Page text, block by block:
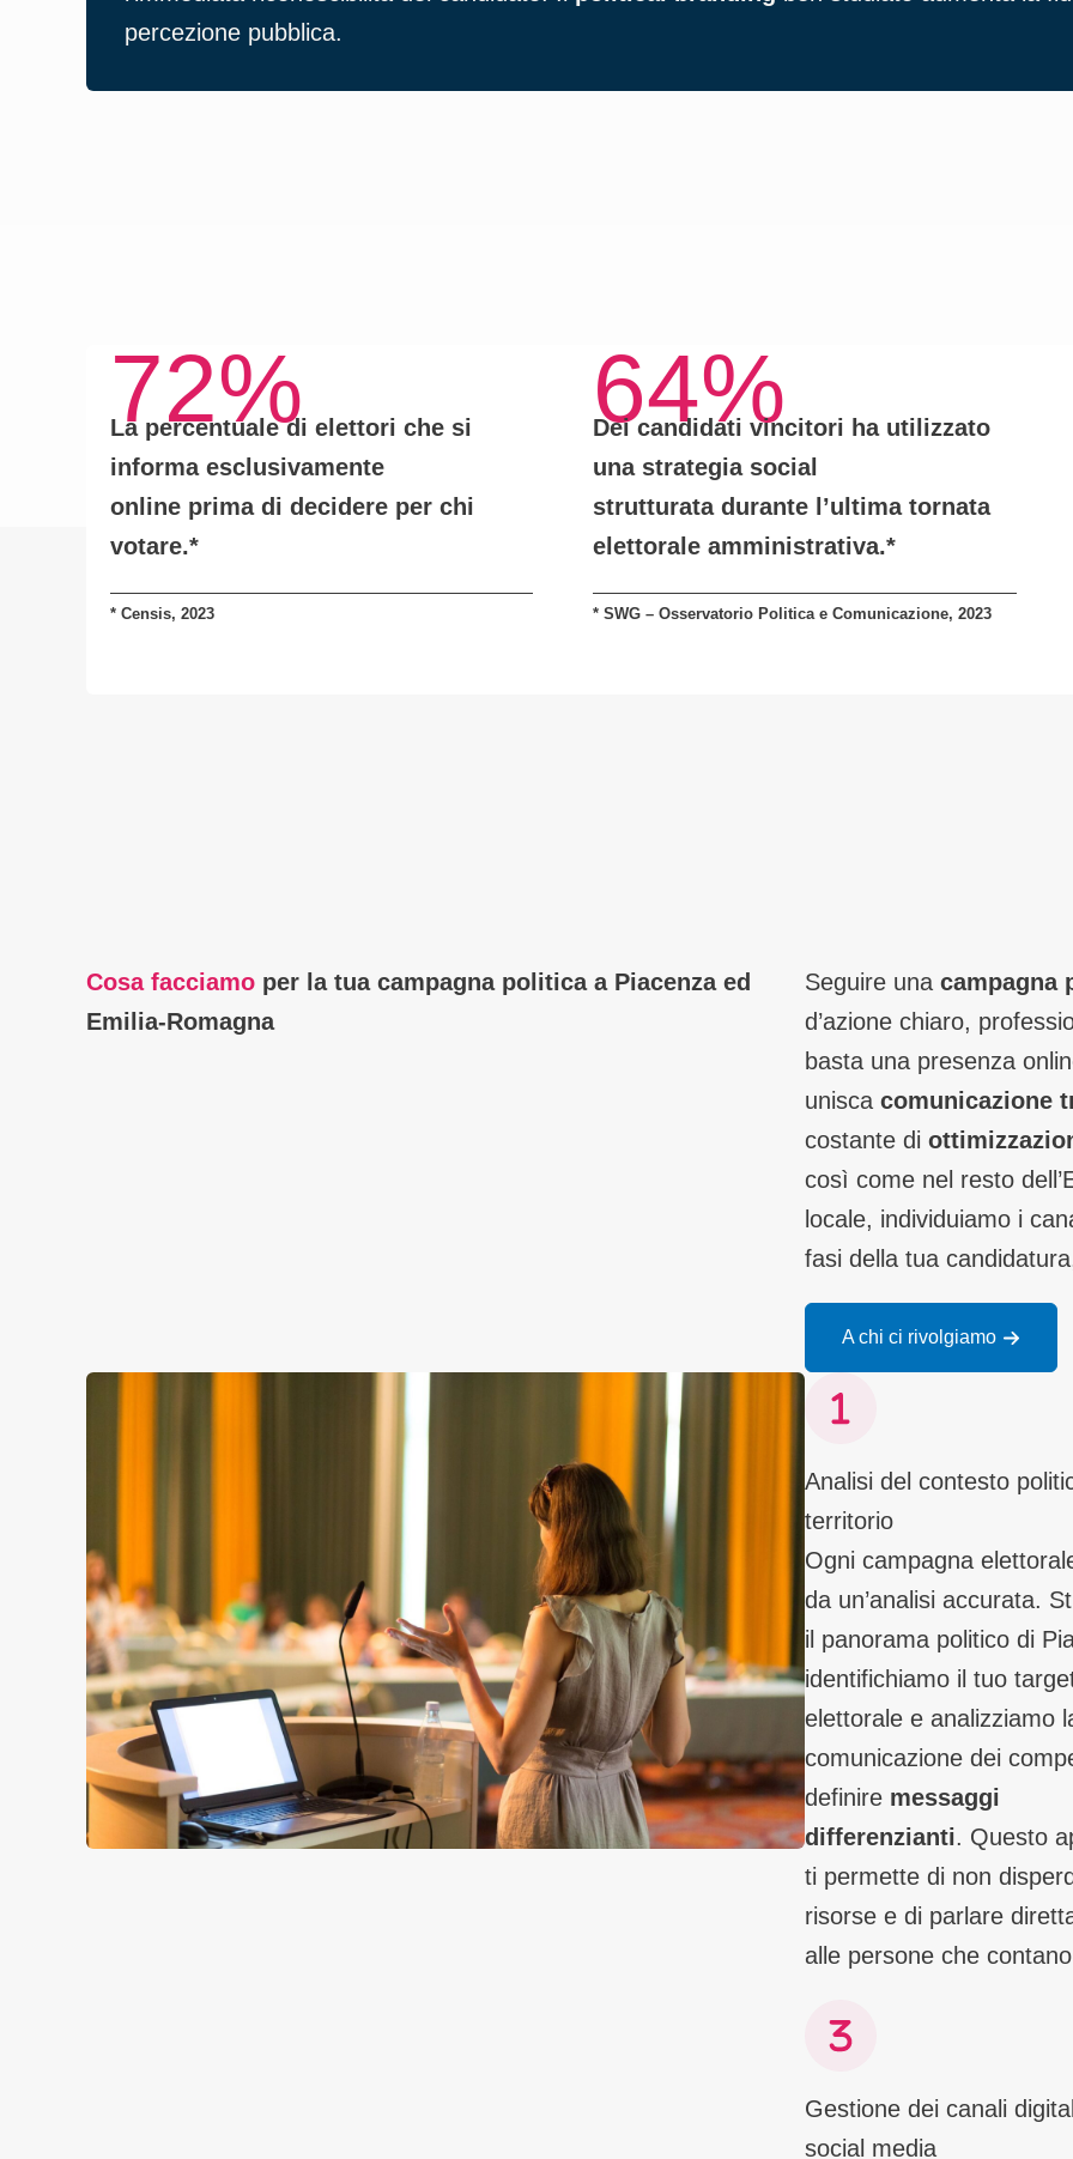
percezione pubblica.
72%
La percentuale di elettori che si
informa esclusivamente
online prima di decidere per chi
votare.*
* Censis, 2023
64%
Dei candidati vincitori ha utilizzato
una strategia social
strutturatadurante l’ultima tornata
elettorale amministrativa.*
* SWG – Osservatorio Politica e Comunicazione, 2023
Cosa facciamo per la tua campagna politica a Piacenza ed
Emilia‑Romagna
Seguire una campagna
d’azione chiaro,
basta una presenza
unisca comunicazione
costante di
così come nel resto
locale, individuiamo i
fasi della tua
A chi ci rivolgiamo
Analisi del contesto
territorio
Ogni campagna
da un’analisi accurata.
il panorama politico di
identifichiamo il tuo
elettorale e analizziamo
comunicazione dei
definire messaggi
differenzianti. Questo
ti permette di non
risorse e di parlare
alle persone che
Gestione dei canali
social media